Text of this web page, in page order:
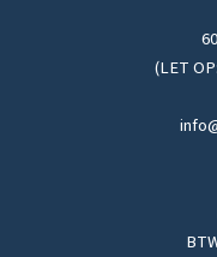
(LET OP: